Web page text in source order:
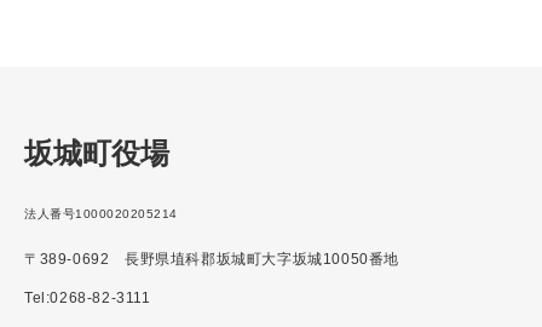
坂城町役場
法人番号1000020205214
〒389-0692 長野県埴科郡坂城町大字坂城10050番地
Tel:0268-82-3111